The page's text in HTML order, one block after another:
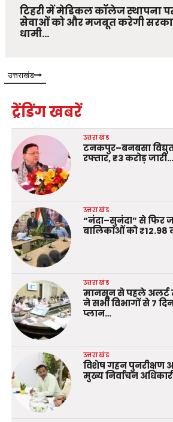
टिहरी में मेडिकल कॉलेज स्थापना
सेवाओं को और मजबूत करेगी
धामी…
उत्तराखंड
ट्रेंडिंग खबरें
उत्तराखंड
टनकपुर–बनबसा
रफ्तार, ₹3 करोड़ जारी…
उत्तराखंड
“नंदा–सुनंदा” से फिर
बालिकाओं को ₹12.98
उत्तराखंड
मानसून से पहले अलर्ट
ने सभी विभागों से 7
प्लान…
उत्तराखंड
विशेष गहन पुनरीक्षण
मुख्य निर्वाचन